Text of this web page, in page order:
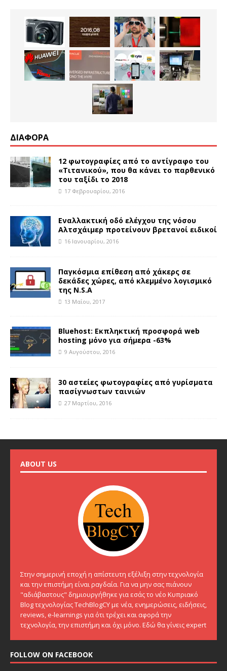
ΔΙΑΦΟΡΑ
12 φωτογραφίες από το αντίγραφο του
«Τιτανικού», που θα κάνει το παρθενικό
του ταξίδι το 2018
17 Φεβρουαρίου, 2016
Εναλλακτική οδό ελέγχου της νόσου
Αλτσχάιμερ προτείνουν βρετανοί ειδικοί
16 Ιανουαρίου, 2016
Παγκόσμια επίθεση από χάκερς σε
δεκάδες χώρες, από κλεμμένο λογισμικό
της N.S.A
13 Μαΐου, 2017
Bluehost: Εκπληκτική προσφορά web
hosting μόνο για σήμερα -63%
9 Αυγούστου, 2016
30 αστείες φωτογραφίες από γυρίσματα
πασίγνωστων ταινιών
27 Μαρτίου, 2016
ABOUT US
Στην σημερινή εποχή η απίστευτη εξέλιξη στην τεχνολογία
και την επιστήμη είναι ραγδαία. Για να μην σας πιάνουν
"αδιάβαστους" δημιουργήθηκε για εσάς το νέο Κυπριακό
Blog τεχνολογίας TechBlogCY με νέα, ενημερώσεις, ειδήσεις,
reviews, e-learnings για ότι τρέχει και αφορά την
τεχνολογία, την επιστήμη και όχι μόνο. Εδώ θα γίνεις expert
FOLLOW ON FACEBOOK